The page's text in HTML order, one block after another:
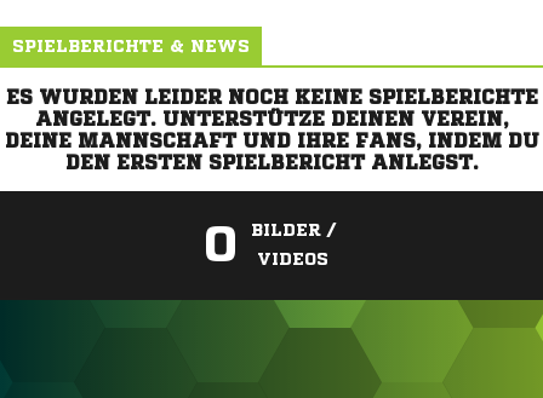
SPIELBERICHTE & NEWS
ES WURDEN LEIDER NOCH KEINE SPIELBERICHTE
ANGELEGT. UNTERSTÜTZE DEINEN VEREIN,
DEINE MANNSCHAFT UND IHRE FANS, INDEM DU
DEN ERSTEN SPIELBERICHT ANLEGST.
0
BILDER /
VIDEOS